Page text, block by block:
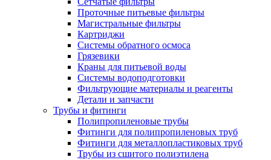
Проточные питьевые фильтры
Магистральные фильтры
Картриджи
Системы обратного осмоса
Грязевики
Краны для питьевой воды
Системы водоподготовки
Фильтрующие материалы и реагенты
Детали и запчасти
Трубы и фитинги
Полипропиленовые трубы
Фитинги для полипропиленовых труб
Фитинги для металлопластиковых труб
Трубы из сшитого полиэтилена